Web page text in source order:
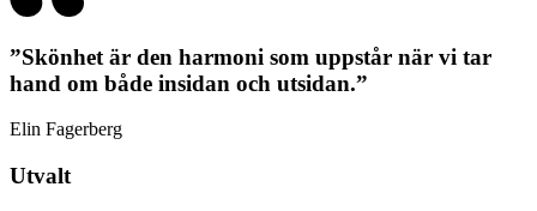
”Skönhet är den harmoni som uppstår när vi tar
hand om både insidan och utsidan.”
Elin Fagerberg
Utvalt